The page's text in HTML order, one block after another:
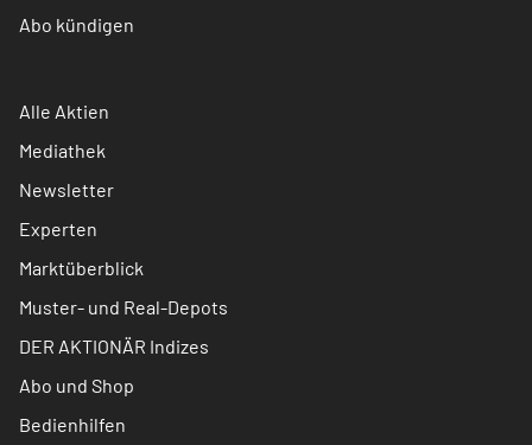
Abo kündigen
Alle Aktien
Mediathek
Newsletter
Experten
Marktüberblick
Muster- und Real-Depots
DER AKTIONÄR Indizes
Abo und Shop
Bedienhilfen